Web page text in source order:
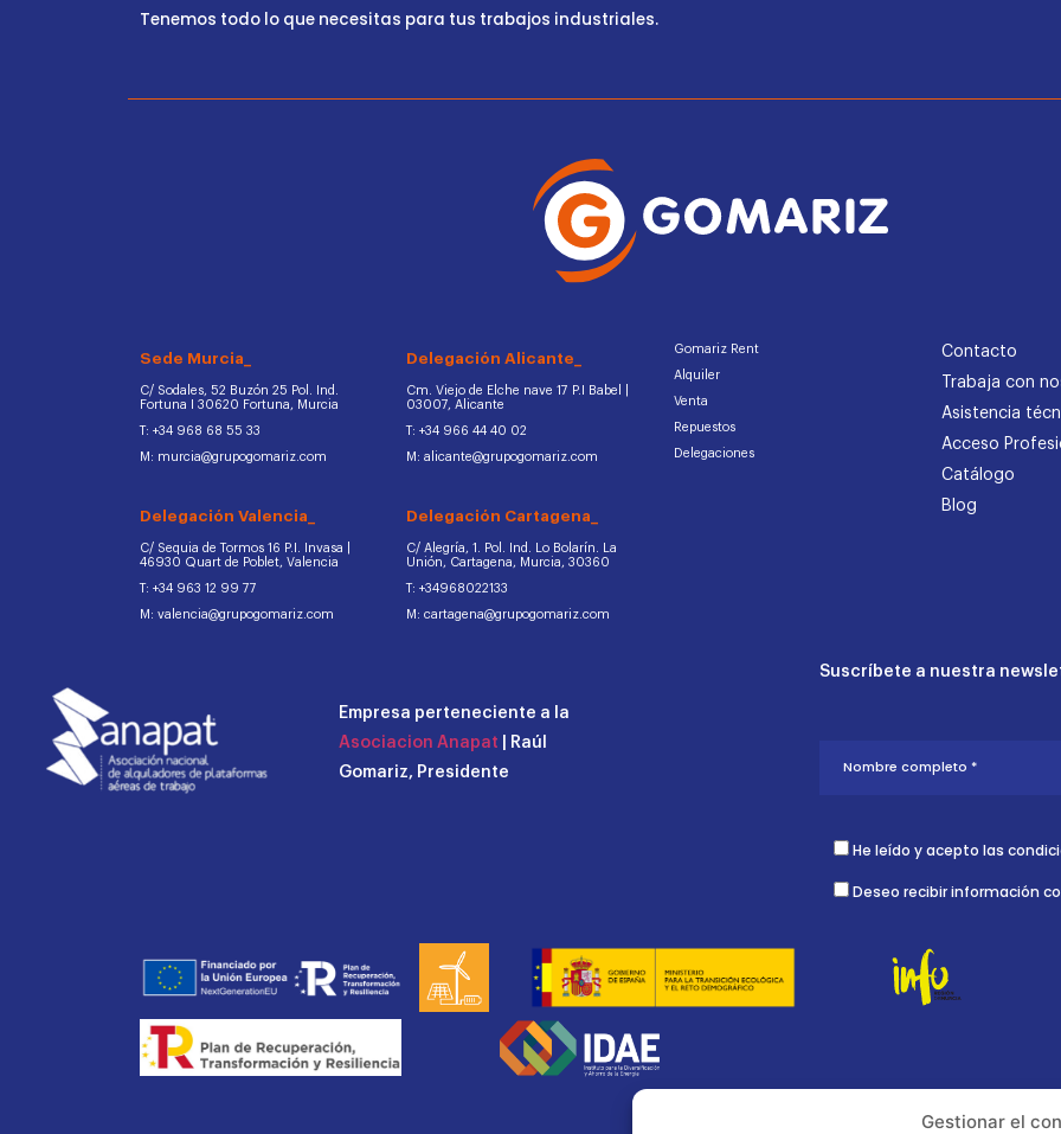
Gestionar el
Tenemos todo lo que necesitas para tus trabajos industriales.
Sede Murcia_
C/ Sodales, 52 Buzón 25 Pol. Ind.
Fortuna I 30620 Fortuna, Murcia
T: +34 968 68 55 33
M: murcia@grupogomariz.com
Delegación Valencia_
C/ Sequia de Tormos 16 P.I. Invasa |
46930 Quart de Poblet, Valencia
T: +34 963 12 99 77
M: valencia@grupogomariz.com
Delegación Alicante_
Cm. Viejo de Elche nave 17 P.I Babel |
03007, Alicante
T: +34 966 44 40 02
M: alicante@grupogomariz.com
Delegación Cartagena_
C/ Alegría, 1. Pol. Ind. Lo Bolarín. La
Unión, Cartagena, Murcia, 30360
T: +34968022133
M: cartagena@grupogomariz.com
Gomariz Rent
Alquiler
Venta
Repuestos
Delegaciones
Contacto
Trabaja con
Asistencia
Acceso
Catálogo
Blog
Empresa perteneciente a la
Asociacion Anapat | Raúl
Gomariz, Presidente
Suscríbete a nuestra
He leído y acepto las
Deseo recibir información